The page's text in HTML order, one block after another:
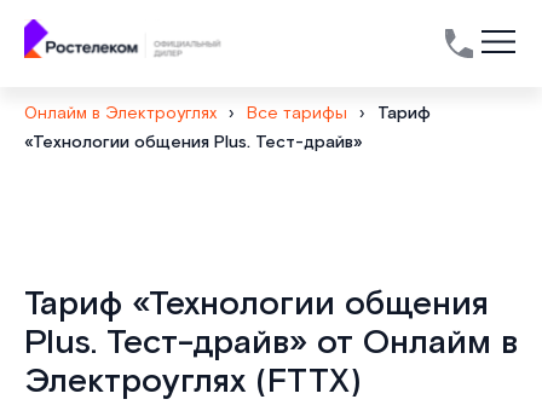
Онлайм в Электроуглях › Все тарифы ›
Тариф
«Технологии общения Plus. Тест-драйв»
Тариф «Технологии общения
Plus. Тест-драйв» от Онлайм в
Электроуглях (FTTX)